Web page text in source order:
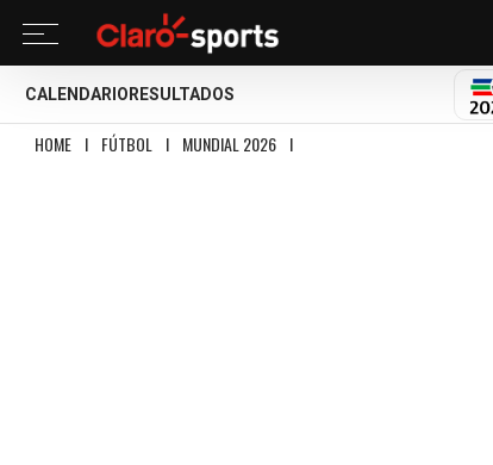
CALENDARIO RESULTADOS
HOME I FÚTBOL I MUNDIAL 2026 I